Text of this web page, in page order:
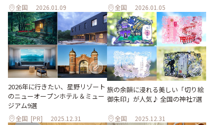
全国 2026.01.09 全国 2026.01.05
2026年に行きたい、星野リゾート
のニューオープンホテル＆ミュー
ジアム9選
全国 [PR] 2025.12.31
旅の余韻に浸れる美しい「切り絵
御朱印」が人気♪ 全国の神社7選
全国 2025.12.31